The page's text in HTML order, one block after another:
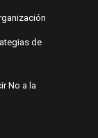
de
No a la